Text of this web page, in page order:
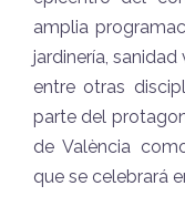
amplia
jardinería,
entre otras
parte del
de València
que se celebrará